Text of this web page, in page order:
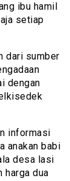
ibu hamil
setiap
dari sumber
dengan
informasi
anakan babi
desa lasi
harga dua